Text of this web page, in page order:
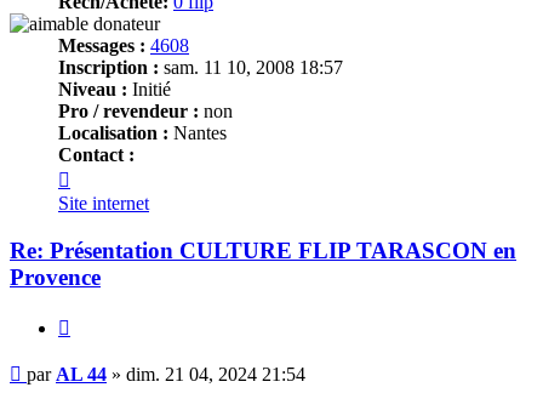
Messages : 4608
Inscription : sam. 11 10, 2008 18:57
Niveau : Initié
Pro / revendeur : non
Localisation : Nantes
Contact :
AL
44
Site internet
Re: Présentation CULTURE FLIP TARASCON en
Provence
Message
par AL 44 » dim. 21 04, 2024 21:54